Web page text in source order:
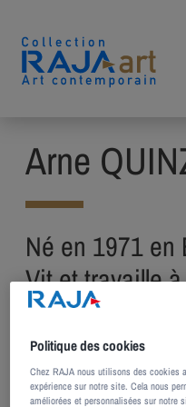
Arne
Né en 1971 en
Vit et travaille
Martin,
Chine
Arne Quinze
Politique des cookies
Chez RAJA nous utilisons des cookies
expérience sur notre site. Cela nous
améliorées et personnalisées sur notre